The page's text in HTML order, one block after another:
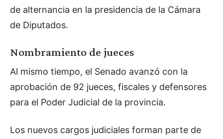
de alternancia en la presidencia de la Cámara
de Diputados.
Nombramiento de jueces
Al mismo tiempo, el Senado avanzó con la
aprobación de 92 jueces, fiscales y defensores
para el Poder Judicial de la provincia.
Los nuevos cargos judiciales forman parte de